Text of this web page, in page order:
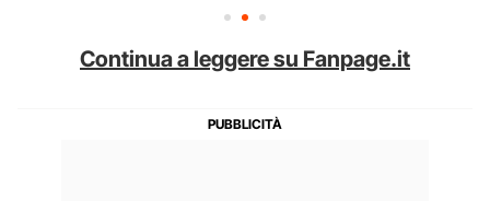
Continua a leggere su Fanpage.it